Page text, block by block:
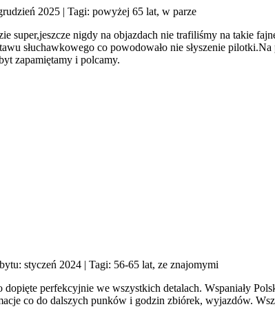
2025 | Tagi: powyżej 65 lat, w parze
super,jeszcze nigdy na objazdach nie trafiliśmy na takie
słuchawkowego co powodowało nie słyszenie
zapamiętamy i polcamy.
styczeń 2024 | Tagi: 56-65 lat, ze znajomymi
perfekcyjnie we wszystkich detalach. Wspaniały
co do dalszych punków i godzin zbiórek, wyjazdów.